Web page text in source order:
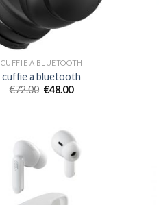
CUFFIE A BLUETOOTH
cuffie a bluetooth
€72.00 €48.00